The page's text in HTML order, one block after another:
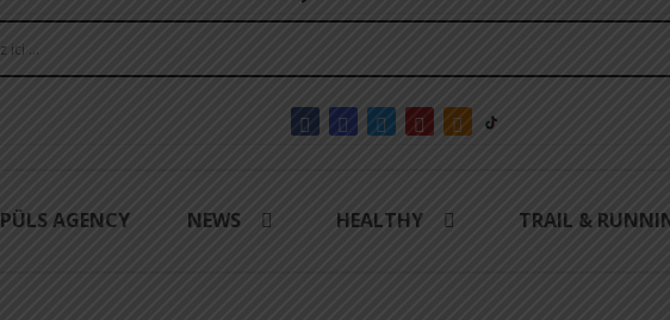
PÜLS AGENCY NEWS HEALTHY TRAIL &